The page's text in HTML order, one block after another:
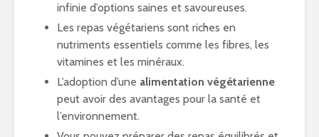
infinie d’options saines et savoureuses.
Les repas végétariens sont riches en
nutriments essentiels comme les fibres, les
vitamines et les minéraux.
L’adoption d’une alimentation végétarienne
peut avoir des avantages pour la santé et
l’environnement.